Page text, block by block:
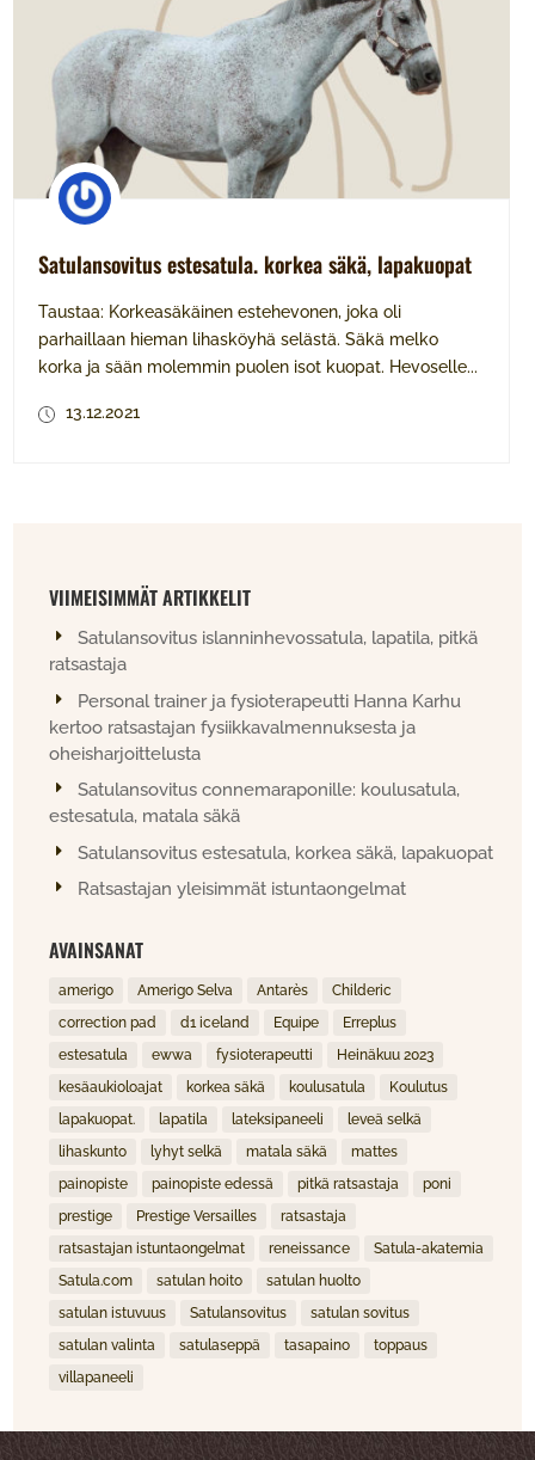
Satulansovitus estesatula. korkea säkä, lapakuopat
Taustaa: Korkeasäkäinen estehevonen, joka oli
parhaillaan hieman lihasköyhä selästä. Säkä melko
korka ja sään molemmin puolen isot kuopat. Hevoselle...
13.12.2021
VIIMEISIMMÄT ARTIKKELIT
Satulansovitus islanninhevossatula, lapatila, pitkä
ratsastaja
Personal trainer ja fysioterapeutti Hanna Karhu
kertoo ratsastajan fysiikkavalmennuksesta ja
oheisharjoittelusta
Satulansovitus connemaraponille: koulusatula,
estesatula, matala säkä
Satulansovitus estesatula, korkea säkä, lapakuopat
Ratsastajan yleisimmät istuntaongelmat
AVAINSANAT
amerigo Amerigo Selva Antarès
Childeric
correction pad
d1 iceland Equipe
Erreplus
estesatula
ewwa fysioterapeutti
Heinäkuu 2023
kesäaukioloajat
korkea säkä koulusatula
Koulutus
lapakuopat.
lapatila lateksipaneeli
leveä selkä
lihaskunto
lyhyt selkä matala säkä
mattes
painopiste
painopiste edessä pitkä ratsastaja
poni
prestige
Prestige Versailles
ratsastaja
ratsastajan istuntaongelmat
reneissance
Satula-akatemia
Satula.com
satulan hoito
satulan huolto
satulan istuvuus
Satulansovitus
satulan sovitus
satulan valinta
satulaseppä tasapaino
toppaus
villapaneeli